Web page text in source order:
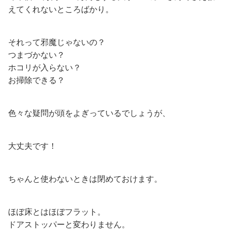
えてくれないところばかり。
それって邪魔じゃないの？
つまづかない？
ホコリが入らない？
お掃除できる？
色々な疑問が頭をよぎっているでしょうが、
大丈夫です！
ちゃんと使わないときは閉めておけます。
ほぼ床とはほぼフラット。
ドアストッパーと変わりません。